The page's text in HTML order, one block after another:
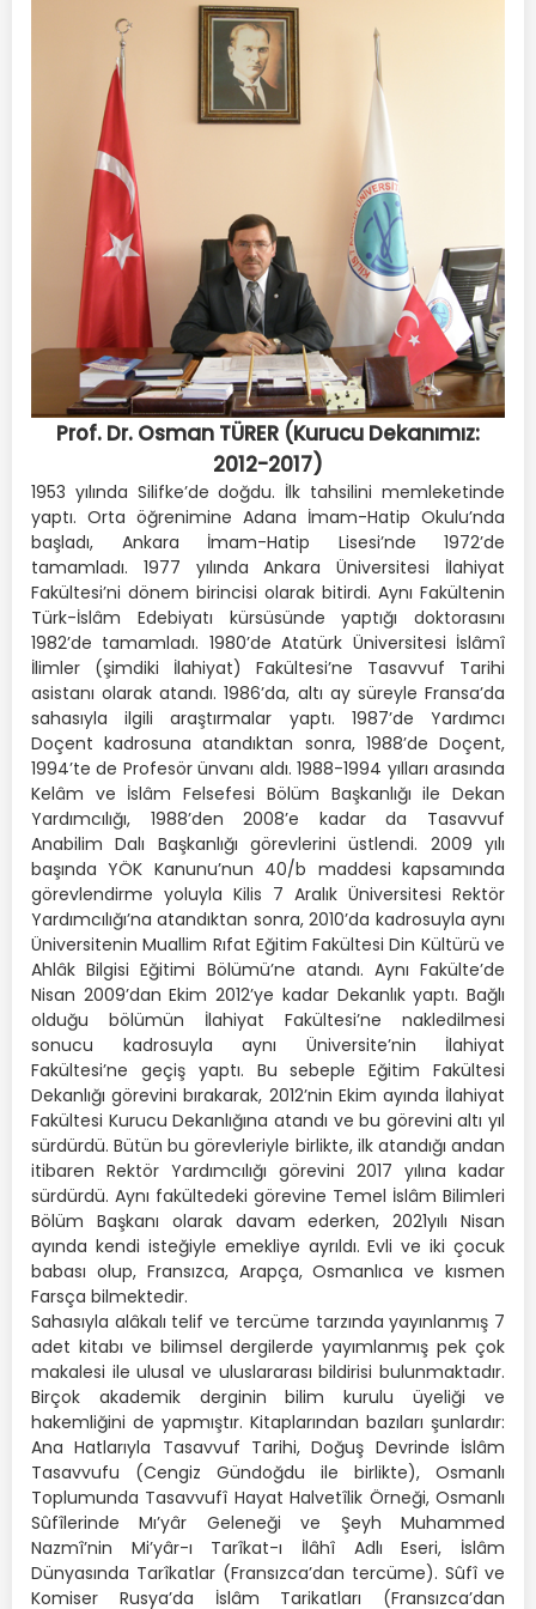
Prof. Dr. Osman TÜRER (Kurucu Dekanımız:
2012-2017)
1953 yılında Silifke’de doğdu. İlk tahsilini memleketinde
yaptı. Orta öğrenimine Adana İmam-Hatip Okulu’nda
başladı, Ankara İmam-Hatip Lisesi’nde 1972’de
tamamladı. 1977 yılında Ankara Üniversitesi İlahiyat
Fakültesi’ni dönem birincisi olarak bitirdi. Aynı Fakültenin
Türk-İslâm Edebiyatı kürsüsünde yaptığı doktorasını
1982’de tamamladı. 1980’de Atatürk Üniversitesi İslâmî
İlimler (şimdiki İlahiyat) Fakültesi’ne Tasavvuf Tarihi
asistanı olarak atandı. 1986’da, altı ay süreyle Fransa’da
sahasıyla ilgili araştırmalar yaptı. 1987’de Yardımcı
Doçent kadrosuna atandıktan sonra, 1988’de Doçent,
1994’te de Profesör ünvanı aldı. 1988-1994 yılları arasında
Kelâm ve İslâm Felsefesi Bölüm Başkanlığı ile Dekan
Yardımcılığı, 1988’den 2008’e kadar da Tasavvuf
Anabilim Dalı Başkanlığı görevlerini üstlendi. 2009 yılı
başında YÖK Kanunu’nun 40/b maddesi kapsamında
görevlendirme yoluyla Kilis 7 Aralık Üniversitesi Rektör
Yardımcılığı’na atandıktan sonra, 2010’da kadrosuyla aynı
Üniversitenin Muallim Rıfat Eğitim Fakültesi Din Kültürü ve
Ahlâk Bilgisi Eğitimi Bölümü’ne atandı. Aynı Fakülte’de
Nisan 2009’dan Ekim 2012’ye kadar Dekanlık yaptı. Bağlı
olduğu bölümün İlahiyat Fakültesi’ne nakledilmesi
sonucu kadrosuyla aynı Üniversite’nin İlahiyat
Fakültesi’ne geçiş yaptı. Bu sebeple Eğitim Fakültesi
Dekanlığı görevini bırakarak, 2012’nin Ekim ayında İlahiyat
Fakültesi Kurucu Dekanlığına atandı ve bu görevini altı yıl
sürdürdü. Bütün bu görevleriyle birlikte, ilk atandığı andan
itibaren Rektör Yardımcılığı görevini 2017 yılına kadar
sürdürdü. Aynı fakültedeki görevine Temel İslâm Bilimleri
Bölüm Başkanı olarak davam ederken, 2021yılı Nisan
ayında kendi isteğiyle emekliye ayrıldı. Evli ve iki çocuk
babası olup, Fransızca, Arapça, Osmanlıca ve kısmen
Farsça bilmektedir.
Sahasıyla alâkalı telif ve tercüme tarzında yayınlanmış 7
adet kitabı ve bilimsel dergilerde yayımlanmış pek çok
makalesi ile ulusal ve uluslararası bildirisi bulunmaktadır.
Birçok akademik derginin bilim kurulu üyeliği ve
hakemliğini de yapmıştır. Kitaplarından bazıları şunlardır:
Ana Hatlarıyla Tasavvuf Tarihi, Doğuş Devrinde İslâm
Tasavvufu (Cengiz Gündoğdu ile birlikte), Osmanlı
Toplumunda Tasavvufî Hayat Halvetîlik Örneği, Osmanlı
Sûfîlerinde Mı’yâr Geleneği ve Şeyh Muhammed
Nazmî’nin Mi’yâr-ı Tarîkat-ı İlâhî Adlı Eseri, İslâm
Dünyasında Tarîkatlar (Fransızca’dan tercüme). Sûfî ve
Komiser Rusya’da İslâm Tarikatları (Fransızca’dan